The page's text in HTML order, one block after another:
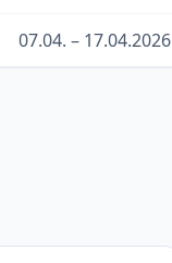
07.04. – 17.04.2026